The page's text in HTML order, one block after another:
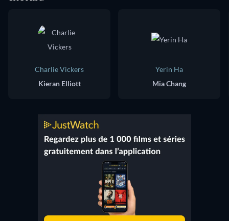
Charlie Vickers
Kieran Elliott
Yerin Ha
Mia Chang